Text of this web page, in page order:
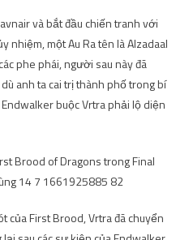
và bắt đầu chiến tranh với
nhiệm, một Au Ra tên là Alzadaal
phe phái, người sau này đã
anh ta cai trị thành phố trong bí
buộc Vrtra phải lộ diện
của First Brood, Vrtra đã chuyển